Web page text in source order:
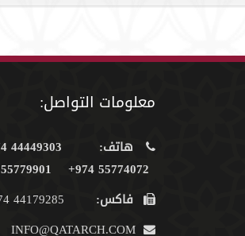
معلومات التواصل:
هاتف:
44449303 974+
55774072 974+
55779901 974+
فاكس: